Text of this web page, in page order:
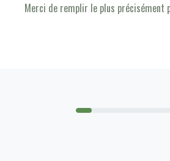
Merci de remplir le plus précisément